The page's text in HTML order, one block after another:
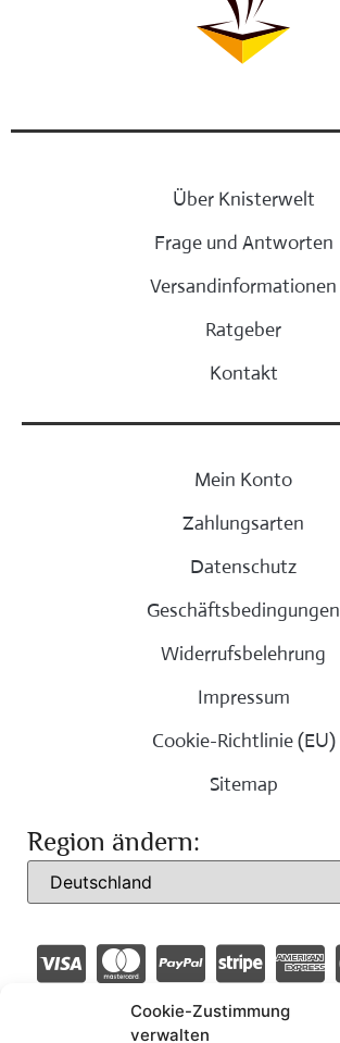
Cookie-Zustimmung
verwalten
Über Knisterwelt
Frage und Antworten
Versandinformationen
Ratgeber
Kontakt
Mein Konto
Zahlungsarten
Datenschutz
Geschäftsbedingungen
Widerrufsbelehrung
Impressum
Cookie-Richtlinie (EU)
Sitemap
Region ändern: